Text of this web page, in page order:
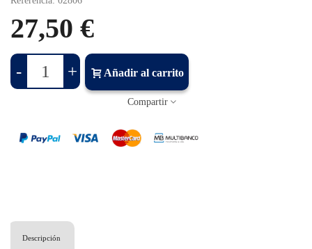
27,50 €
- + Añadir al carrito
Compartir
Descripción